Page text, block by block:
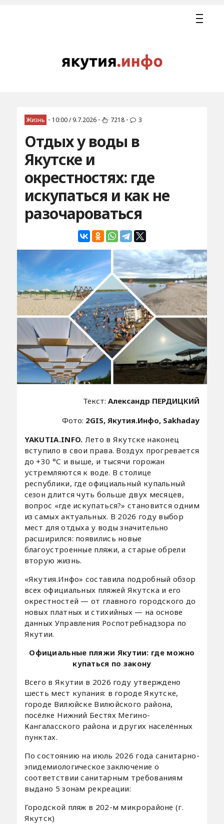
Жизнь • 10:00 / 9.7.2026 • 7218 • 3
Отдых у воды в
Якутске и
окрестностях: где
искупаться и как не
разочароваться
Текст:Александр ПЕРДИЦКИЙ
Фото: 2GIS, Якутия.Инфо, Sakhaday
YAKUTIA.INFO. Лето в Якутске наконец
вступило в свои права. Воздух прогревается
до +30 °С и выше, и тысячи горожан
устремляются к воде. В столице
республики, где официальный купальный
сезон длится чуть больше двух месяцев,
вопрос «где искупаться?» становится одним
из самых актуальных. В 2026 году выбор
мест для отдыха у воды значительно
расширился: появились новые
благоустроенные пляжи, а старые обрели
вторую жизнь.
«Якутия.Инфо» составила подробный обзор
всех официальных пляжей Якутска и его
окрестностей — от главного городского до
новых платных и стихийных — на основе
данных Управления Роспотребнадзора по
Якутии.
Официальные пляжи Якутии: где можно
купаться по закону
Всего в Якутии в 2026 году утверждено
шесть мест купания: в городе Якутске,
городе Вилюйске Вилюйского района,
посёлке Нижний Бестях Мегино-
Кангаласского района и других населённых
пунктах.
По состоянию на июль 2026 года санитарно-
эпидемиологическое заключение о
соответствии санитарным требованиям
выдано 5 зонам рекреации:
Городской пляж в 202-м микрорайоне (г.
Якутск)